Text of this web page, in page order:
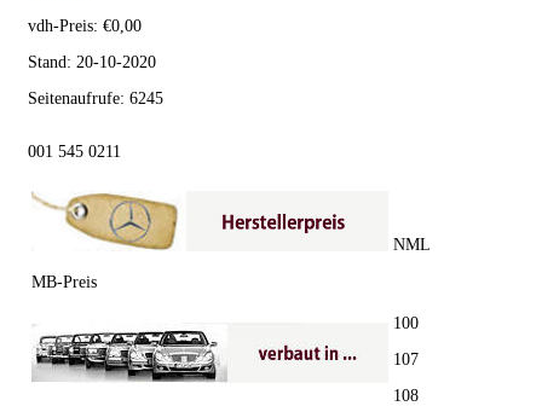
vdh-Preis: €0,00
Stand: 20-10-2020
Seitenaufrufe: 6245
001 545 0211
MB-Preis
NML
100
107
108